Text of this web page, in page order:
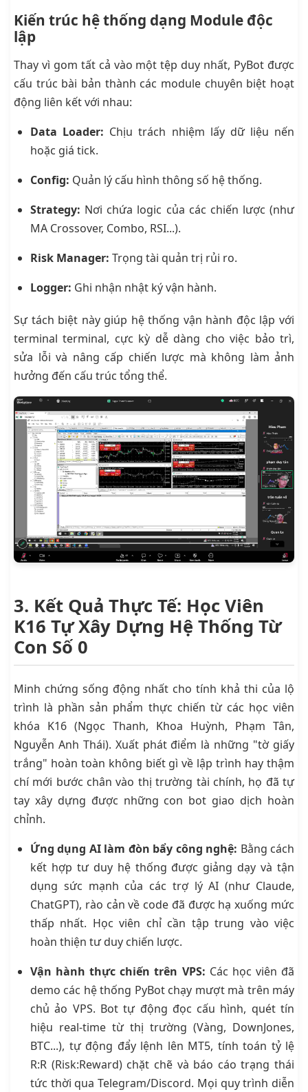
Kiến trúc hệ thống dạng Module độc
lập
Thay vì gom tất cả vào một tệp duy nhất, PyBot được
cấu trúc bài bản thành các module chuyên biệt hoạt
động liên kết với nhau:
Data Loader: Chịu trách nhiệm lấy dữ liệu nến
hoặc giá tick.
Config: Quản lý cấu hình thông số hệ thống.
Strategy: Nơi chứa logic của các chiến lược (như
MA Crossover, Combo, RSI...).
Risk Manager: Trọng tài quản trị rủi ro.
Logger: Ghi nhận nhật ký vận hành.
Sự tách biệt này giúp hệ thống vận hành độc lập với
terminal terminal, cực kỳ dễ dàng cho việc bảo trì,
sửa lỗi và nâng cấp chiến lược mà không làm ảnh
hưởng đến cấu trúc tổng thể.
3. Kết Quả Thực Tế: Học Viên
K16 Tự Xây Dựng Hệ Thống Từ
Con Số 0
Minh chứng sống động nhất cho tính khả thi của lộ
trình là phần sản phẩm thực chiến từ các học viên
khóa K16 (Ngọc Thanh, Khoa Huỳnh, Phạm Tân,
Nguyễn Anh Thái). Xuất phát điểm là những "tờ giấy
trắng" hoàn toàn không biết gì về lập trình hay thậm
chí mới bước chân vào thị trường tài chính, họ đã tự
tay xây dựng được những con bot giao dịch hoàn
chỉnh.
Ứng dụng AI làm đòn bẩy công nghệ: Bằng cách
kết hợp tư duy hệ thống được giảng dạy và tận
dụng sức mạnh của các trợ lý AI (như Claude,
ChatGPT), rào cản về code đã được hạ xuống mức
thấp nhất. Học viên chỉ cần tập trung vào việc
hoàn thiện tư duy chiến lược.
Vận hành thực chiến trên VPS: Các học viên đã
demo các hệ thống PyBot chạy mượt mà trên máy
chủ ảo VPS. Bot tự động đọc cấu hình, quét tín
hiệu real-time từ thị trường (Vàng, DownJones,
BTC...), tự động đẩy lệnh lên MT5, tính toán tỷ lệ
R:R (Risk:Reward) chặt chẽ và báo cáo trạng thái
tức thời qua Telegram/Discord. Mọi quy trình diễn